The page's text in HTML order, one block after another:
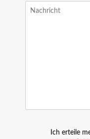
Ich erteile